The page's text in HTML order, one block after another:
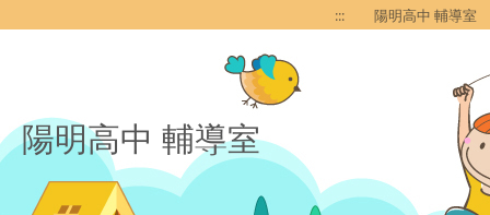
::: 陽明高中 輔導室
陽明高中 輔導室